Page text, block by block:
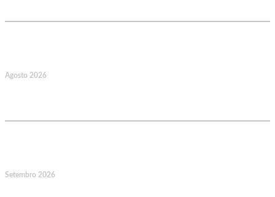
Agosto 2026
Setembro 2026